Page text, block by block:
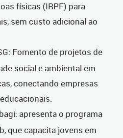
físicas (IRPF) para
sem custo adicional ao
Fomento de projetos de
social e ambiental em
conectando empresas
apresenta o programa
que capacita jovens em